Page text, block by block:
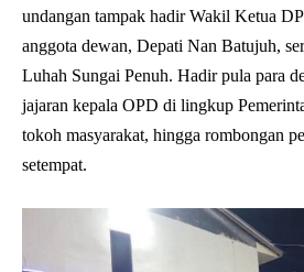
undangan tampak hadir Wakil Ketua
anggota dewan, Depati Nan Batujuh,
Luhah Sungai Penuh. Hadir pula para
jajaran kepala OPD di lingkup
tokoh masyarakat, hingga rombongan
setempat.